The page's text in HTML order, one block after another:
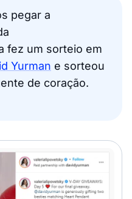
pegar a
fez um sorteio em
Yurman e sorteou
de coração.